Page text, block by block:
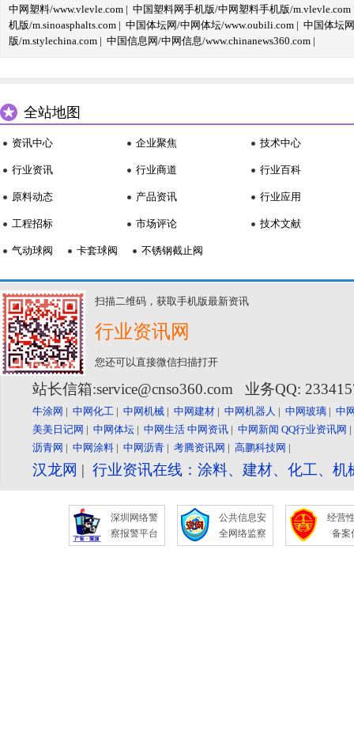
中网塑料/www.vlevle.com | 中国塑料网手机版/中网塑料手机版/m.vlevle.com
机版/m.sinoasphalts.com | 中国体坛网/中网体坛/www.oubili.com | 中国体坛
版/m.stylechina.com | 中国信息网/中网信息/www.chinanews360.com |
全站地图
资讯中心
行业资讯
原料动态
工程招标
企业聚焦
行业商道
产品资讯
市场评论
技术中心
行业百科
行业应用
技术文献
气动球阀 卡套球阀 不锈钢截止阀
扫描二维码，获取手机版最新资讯
行业资讯网
您还可以直接微信扫描打开
站长信箱:service@cnso360.com 业务QQ:
牛涂网 | 中网化工 | 中网机械 | 中网建材 | 中网机器人 | 中网玻璃 | 中
美美日记网 | 中网体坛 | 中网生活 中网资讯 | 中网新闻 QQ行业资讯网
沥青网 | 中网涂料 | 中网沥青 | 考腾资讯网 | 高鹏科技网 |
汉龙网 | 行业资讯在线：涂料、建材、化工、
深圳网络警
察报警平台
公共信息安
全网络监察
经营
备案